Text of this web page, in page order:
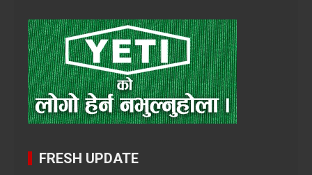
FRESH UPDATE